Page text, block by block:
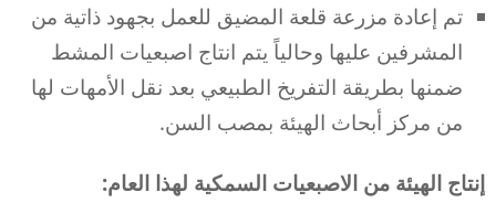
تم إعادة مزرعة قلعة المضيق للعمل بجهود ذاتية من
المشرفين عليها وحالياً يتم انتاج اصبعيات المشط
ضمنها بطريقة التفريخ الطبيعي بعد نقل الأمهات لها
من مركز أبحاث الهيئة بمصب السن.
إنتاج الهيئة من الاصبعيات السمكية لهذا العام: